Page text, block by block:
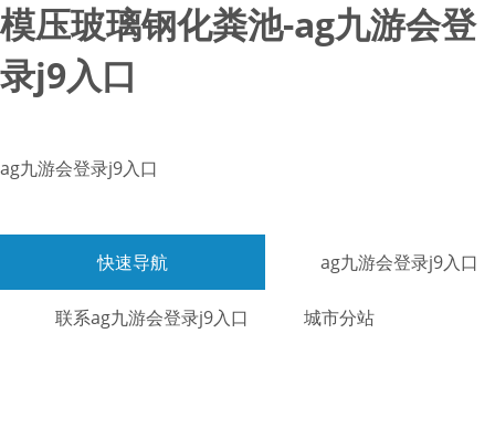
模压玻璃钢化粪池-ag九游会登
录j9入口
ag九游会登录j9入口
快速导航 ag九游会登录j9入口
联系ag九游会登录j9入口 城市分站